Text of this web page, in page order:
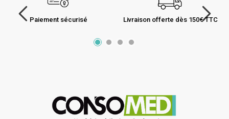
Paiement sécurisé Livraison offerte dès 150€ TTC